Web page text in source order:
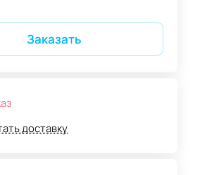
Заказать
доставку